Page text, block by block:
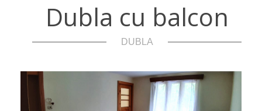
Dubla cu balcon
DUBLA